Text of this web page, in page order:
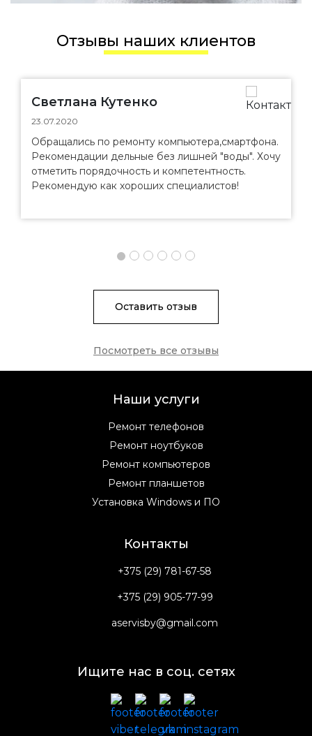
Отзывы наших клиентов
Светлана Кутенко
23.07.2020
Обращались по ремонту компьютера,смартфона.
Рекомендации дельные без лишней "воды". Хочу
отметить порядочность и компетентность.
Рекомендую как хороших специалистов!
Оставить отзыв
Посмотреть все отзывы
Наши услуги
Ремонт телефонов
Ремонт ноутбуков
Ремонт компьютеров
Ремонт планшетов
Установка Windows и ПО
Контакты
+375 (29) 781-67-58
+375 (29) 905-77-99
aservisby@gmail.com
Ищите нас в соц. сетях